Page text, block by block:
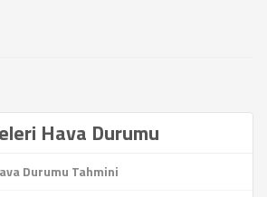
Hava Durumu
Durumu Tahmini